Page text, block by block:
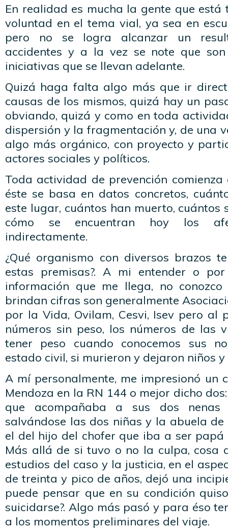
En realidad es mucha la gente que
voluntad en el tema vial, ya sea en
pero no se logra alcanzar un
accidentes y a la vez se note que
iniciativas que se llevan adelante.
Quizá haga falta algo más que ir
causas de los mismos, quizá hay un
obviando, quizá y como en toda
dispersión y la fragmentación y, de una
algo más orgánico, con proyecto y
actores sociales y políticos.
Toda actividad de prevención
éste se basa en datos concretos,
este lugar, cuántos han muerto, cuántos
cómo se encuentran hoy los
indirectamente.
¿Qué organismo con diversos brazos
estas premisas?. A mi entender o
información que me llega, no
brindan cifras son generalmente
por la Vida, Ovilam, Cesvi, Isev pero al
números sin peso, los números de las
tener peso cuando conocemos sus
estado civil, si murieron y dejaron niños
A mí personalmente, me impresionó un
Mendoza en la RN 144 o mejor dicho
que acompañaba a sus dos nenas
salvándose las dos niñas y la abuela
el del hijo del chofer que iba a ser papá
Más allá de si tuvo o no la culpa, cosa
estudios del caso y la justicia, en el
de treinta y pico de años, dejó una
puede pensar que en su condición
suicidarse?. Algo más pasó y para éso
a los momentos preliminares del viaje.